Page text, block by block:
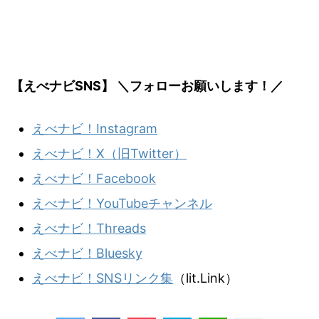
【えべナビSNS】 ＼フォローお願いします！／
えべナビ！Instagram
えべナビ！X（旧Twitter）
えべナビ！Facebook
えべナビ！YouTubeチャンネル
えべナビ！Threads
えべナビ！Bluesky
えべナビ！SNSリンク集 （lit.Link）